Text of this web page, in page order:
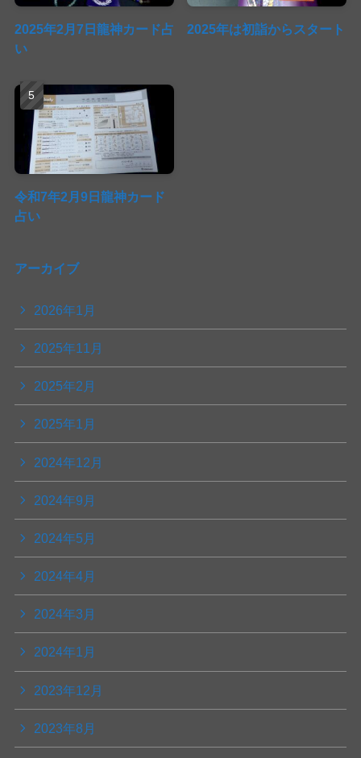
2025年2月7日龍神カード占
い
2025年は初詣からスタート
令和7年2月9日龍神カード
占い
アーカイブ
2026年1月
2025年11月
2025年2月
2025年1月
2024年12月
2024年9月
2024年5月
2024年4月
2024年3月
2024年1月
2023年12月
2023年8月